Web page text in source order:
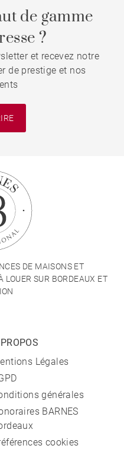
de gamme
?
et recevez notre
de prestige et nos
DE MAISONS ET
LOUER SUR BORDEAUX ET
Légales
générales
BARNES
cookies